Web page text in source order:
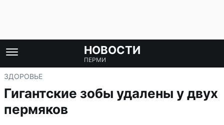
НОВОСТИ
ПЕРМИ
ЗДОРОВЬЕ
Гигантские зобы удалены у двух
пермяков